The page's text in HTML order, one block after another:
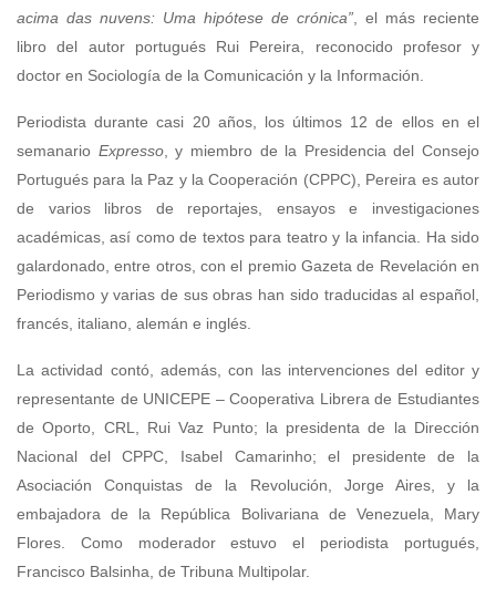
acima das nuvens: Uma hipótese de crónica” , el más reciente
libro del autor portugués Rui Pereira, reconocido profesor y
doctor en Sociología de la Comunicación y la Información.
Periodista durante casi 20 años, los últimos 12 de ellos en el
semanario Expresso, y miembro de la Presidencia del Consejo
Portugués para la Paz y la Cooperación (CPPC), Pereira es autor
de varios libros de reportajes, ensayos e investigaciones
académicas, así como de textos para teatro y la infancia. Ha sido
galardonado, entre otros, con el premio Gazeta de Revelación en
Periodismo y varias de sus obras han sido traducidas al español,
francés, italiano, alemán e inglés.
La actividad contó, además, con las intervenciones del editor y
representante de UNICEPE – Cooperativa Librera de Estudiantes
de Oporto, CRL, Rui Vaz Punto; la presidenta de la Dirección
Nacional del CPPC, Isabel Camarinho; el presidente de la
Asociación Conquistas de la Revolución, Jorge Aires, y la
embajadora de la República Bolivariana de Venezuela, Mary
Flores. Como moderador estuvo el periodista portugués,
Francisco Balsinha, de Tribuna Multipolar.